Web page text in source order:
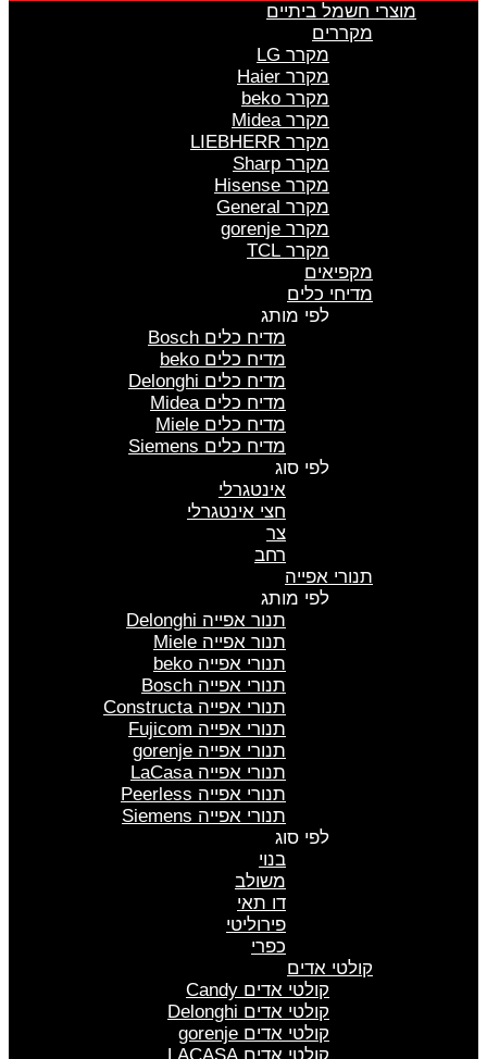
מוצרי חשמל ביתיים
מקררים
מקרר LG
מקרר Haier
מקרר beko
מקרר Midea
מקרר LIEBHERR
מקרר Sharp
מקרר Hisense
מקרר General
מקרר gorenje
מקרר TCL
מקפיאים
מדיחי כלים
לפי מותג
מדיח כלים Bosch
מדיח כלים beko
מדיח כלים Delonghi
מדיח כלים Midea
מדיח כלים Miele
מדיח כלים Siemens
לפי סוג
אינטגרלי
חצי אינטגרלי
צר
רחב
תנורי אפייה
לפי מותג
תנור אפייה Delonghi
תנור אפייה Miele
תנורי אפייה beko
תנורי אפייה Bosch
תנורי אפייה Constructa
תנורי אפייה Fujicom
תנורי אפייה gorenje
תנורי אפייה LaCasa
תנורי אפייה Peerless
תנורי אפייה Siemens
לפי סוג
בנוי
משולב
דו תאי
פירוליטי
כפרי
קולטי אדים
קולטי אדים Candy
קולטי אדים Delonghi
קולטי אדים gorenje